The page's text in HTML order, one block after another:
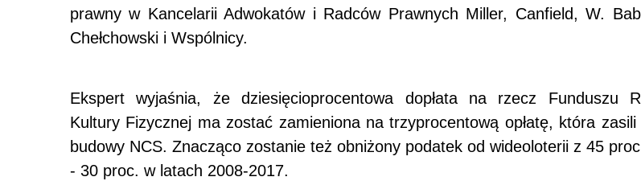
prawny w Kancelarii Adwokatów i Radców Prawnych Miller, Canfield, W.
Chełchowski i Wspólnicy.
Ekspert wyjaśnia, że dziesięcioprocentowa dopłata na rzecz Funduszu
Kultury Fizycznej ma zostać zamieniona na trzyprocentową opłatę, która zasili
budowy NCS. Znacząco zostanie też obniżony podatek od wideoloterii z 45
- 30 proc. w latach 2008-2017.